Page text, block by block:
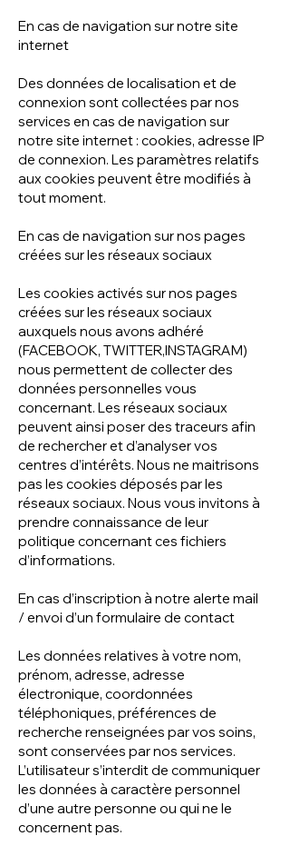
En cas de navigation sur notre site
internet
Des données de localisation et de
connexion sont collectées par nos
services en cas de navigation sur
notre site internet : cookies, adresse IP
de connexion. Les paramètres relatifs
aux cookies peuvent être modifiés à
tout moment.
En cas de navigation sur nos pages
créées sur les réseaux sociaux
Les cookies activés sur nos pages
créées sur les réseaux sociaux
auxquels nous avons adhéré
(FACEBOOK, TWITTER,INSTAGRAM)
nous permettent de collecter des
données personnelles vous
concernant. Les réseaux sociaux
peuvent ainsi poser des traceurs afin
de rechercher et d’analyser vos
centres d’intérêts. Nous ne maitrisons
pas les cookies déposés par les
réseaux sociaux. Nous vous invitons à
prendre connaissance de leur
politique concernant ces fichiers
d’informations.
En cas d’inscription à notre alerte mail
/ envoi d’un formulaire de contact
Les données relatives à votre nom,
prénom, adresse, adresse
électronique, coordonnées
téléphoniques, préférences de
recherche renseignées par vos soins,
sont conservées par nos services.
L’utilisateur s’interdit de communiquer
les données à caractère personnel
d’une autre personne ou qui ne le
concernent pas.